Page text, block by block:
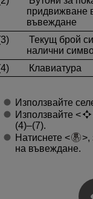
придвижване
въвеждане
Текущ брой
налични
Клавиатура
Използвайте
Използвайте
(4)–(7).
Натиснете
,
на въвеждане.